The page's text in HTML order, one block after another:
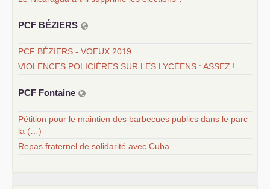
PCF BÉZIERS
PCF BÉZIERS - VOEUX 2019
VIOLENCES POLICIÈRES SUR LES LYCÉENS : ASSEZ !
PCF Fontaine
Pétition pour le maintien des barbecues publics dans le parc
la (…)
Repas fraternel de solidarité avec Cuba